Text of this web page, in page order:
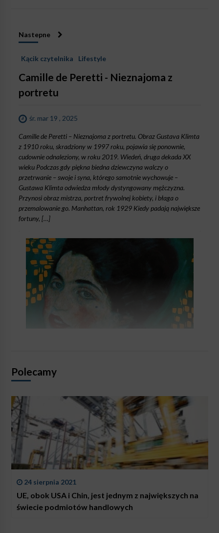
Nastepne
Kącik czytelnika Lifestyle
Camille de Peretti - Nieznajoma z
portretu
śr. mar 19 , 2025
Camille de Peretti – Nieznajoma z portretu. Obraz Gustava Klimta
z 1910 roku, skradziony w 1997 roku, pojawia się ponownie,
cudownie odnaleziony, w roku 2019. Wiedeń, druga dekada XX
wieku Podczas gdy piękna biedna dziewczyna walczy o
przetrwanie – swoje i syna, którego samotnie wychowuje –
Gustawa Klimta odwiedza młody dystyngowany mężczyzna.
Przynosi obraz mistrza, portret frywolnej kobiety, i błaga o
przemalowanie go. Manhattan, rok 1929 Kiedy padają największe
fortuny, […]
Polecamy
24 sierpnia 2021
UE, obok USA i Chin, jest jednym z największych na
świecie podmiotów handlowych